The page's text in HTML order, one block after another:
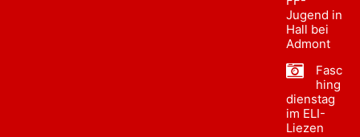
Jugend in
Hall bei
Admont
Fasc
hing
dienstag
im ELI-
Liezen